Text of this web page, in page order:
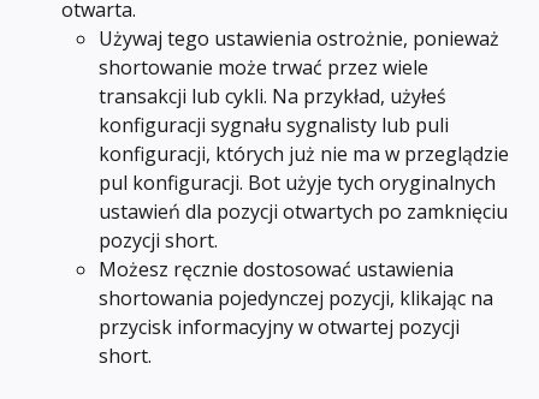
otwarta.
Używaj tego ustawienia ostrożnie, ponieważ
shortowanie może trwać przez wiele
transakcji lub cykli. Na przykład, użyłeś
konfiguracji sygnału sygnalisty lub puli
konfiguracji, których już nie ma w przeglądzie
pul konfiguracji. Bot użyje tych oryginalnych
ustawień dla pozycji otwartych po zamknięciu
pozycji short.
Możesz ręcznie dostosować ustawienia
shortowania pojedynczej pozycji, klikając na
przycisk informacyjny w otwartej pozycji
short.